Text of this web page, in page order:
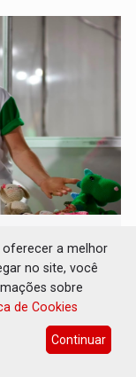
até
10:40
da
oferecer a melhor
no site, você
sobre
de Cookies
Continuar